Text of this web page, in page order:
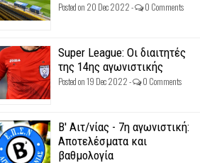
Posted on 20 Dec 2022 - 0 Comments
Super League: Οι διαιτητές
της 14ης αγωνιστικής
Posted on 19 Dec 2022 - 0 Comments
Β' Αιτ/νίας - 7η αγωνιστική:
Αποτελέσματα και
βαθμολογία